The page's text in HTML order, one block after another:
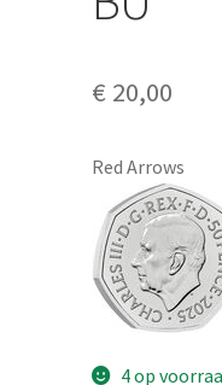
€ 20,00
Red Arrows
4 op